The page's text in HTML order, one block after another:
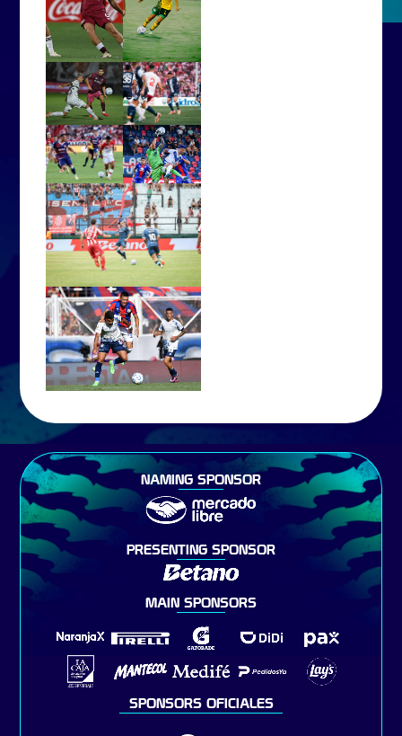
NAMING SPONSOR
PRESENTING SPONSOR
MAIN SPONSORS
SPONSORS OFICIALES